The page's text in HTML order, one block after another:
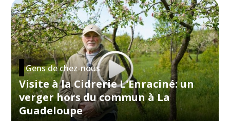
Gens de chez-nous
Visite à la Cidrerie L'Enraciné: un
verger hors du commun à La
Guadeloupe